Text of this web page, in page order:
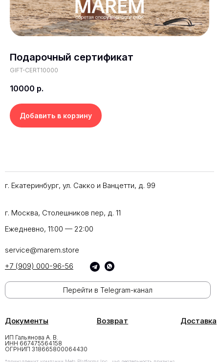
Подарочный сертификат
GIFT-CERT10000
10000 р.
Добавить в корзину
+7 (909) 000-96-56
service@marem.store
ИП Гальянова А. В.
ИНН 667475564158
ОГРНИП 318665800064430
Возврат
Документы Доставка
Ежедневно, 11:00 — 22:00
г. Екатеринбург, ул. Сакко и Ванцетти, д. 99
г. Москва, Столешников пер, д. 11
Перейти в Telegram-канал